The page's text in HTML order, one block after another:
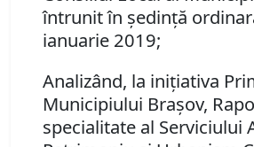
întrunit în şedinţă
ianuarie 2019;
Analizând, la iniţiativa
Municipiului Braşov,
specialitate al Serviciului